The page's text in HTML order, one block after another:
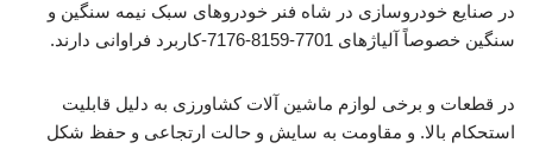
در صنایع خودروسازی در شاه فنر خودروهای سبک نیمه سنگین و
سنگین خصوصاً آلیاژهای 7701-8159-7176-کاربرد فراوانی دارند.
در قطعات و برخی لوازم ماشین آلات کشاورزی به دلیل قابلیت
استحکام بالا. و مقاومت به سایش و حالت ارتجاعی و حفظ شکل